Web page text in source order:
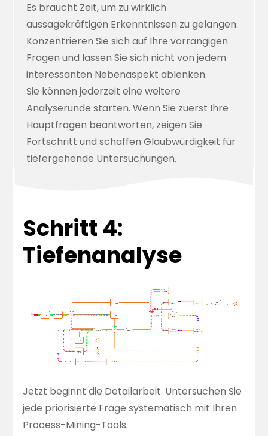
Es braucht Zeit, um zu wirklich
aussagekräftigen Erkenntnissen zu gelangen.
Konzentrieren Sie sich auf Ihre vorrangigen
Fragen und lassen Sie sich nicht von jedem
interessanten Nebenaspekt ablenken.
Sie können jederzeit eine weitere
Analyserunde starten. Wenn Sie zuerst Ihre
Hauptfragen beantworten, zeigen Sie
Fortschritt und schaffen Glaubwürdigkeit für
tiefergehende Untersuchungen.
Schritt 4:
Tiefenanalyse
Jetzt beginnt die Detailarbeit. Untersuchen Sie
jede priorisierte Frage systematisch mit Ihren
Process-Mining-Tools.